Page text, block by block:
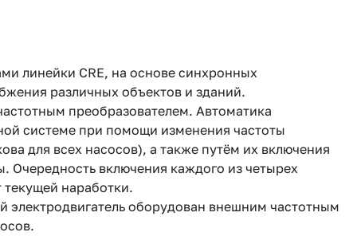
линейки CRE, на основе синхронных
различных объектов и зданий.
преобразователем. Автоматика
системе при помощи изменения частоты
для всех насосов), а также путём их включения
Очередность включения каждого из четырех
текущей наработки.
электродвигатель оборудован внешним частотным